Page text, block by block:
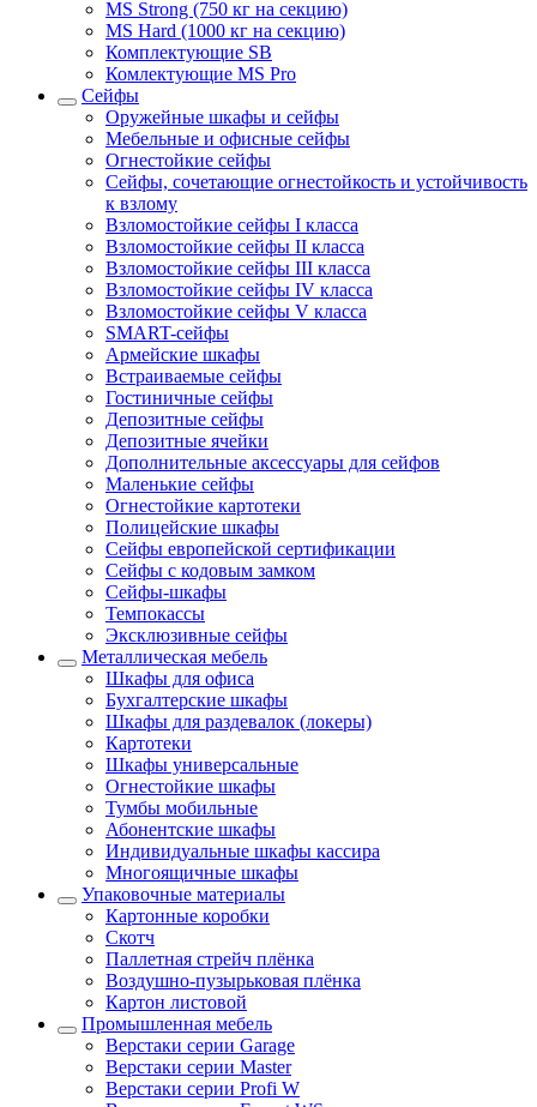
MS Strong (750 кг на секцию)
MS Hard (1000 кг на секцию)
Комплектующие SB
Комлектующие MS Pro
Сейфы
Оружейные шкафы и сейфы
Мебельные и офисные сейфы
Огнестойкие сейфы
Сейфы, сочетающие огнестойкость и устойчивость
к взлому
Взломостойкие сейфы I класса
Взломостойкие сейфы II класса
Взломостойкие сейфы III класса
Взломостойкие сейфы IV класса
Взломостойкие сейфы V класса
SMART-сейфы
Армейские шкафы
Встраиваемые сейфы
Гостиничные сейфы
Депозитные сейфы
Депозитные ячейки
Дополнительные аксессуары для сейфов
Маленькие сейфы
Огнестойкие картотеки
Полицейские шкафы
Сейфы европейской сертификации
Сейфы с кодовым замком
Сейфы-шкафы
Темпокассы
Эксклюзивные сейфы
Металлическая мебель
Шкафы для офиса
Бухгалтерские шкафы
Шкафы для раздевалок (локеры)
Картотеки
Шкафы универсальные
Огнестойкие шкафы
Тумбы мобильные
Абонентские шкафы
Индивидуальные шкафы кассира
Многоящичные шкафы
Упаковочные материалы
Картонные коробки
Скотч
Паллетная стрейч плёнка
Воздушно-пузырьковая плёнка
Картон листовой
Промышленная мебель
Верстаки серии Garage
Верстаки серии Master
Верстаки серии Profi W